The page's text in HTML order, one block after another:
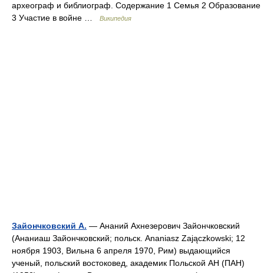
археограф и библиограф. Содержание 1 Семья 2 Образование
3 Участие в войне …
Википедия
Зайончковский А. — Ананий Ахнезерович Зайончковский
(Ананиаш Зайончковский; польск. Ananiasz Zajączkowski; 12
ноября 1903, Вильна 6 апреля 1970, Рим) выдающийся
ученый, польский востоковед, академик Польской АН (ПАН)